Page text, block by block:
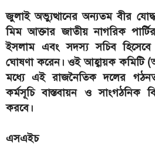
জুলাই অভ্যুত্থানের অন্যতম বীর
মিম আক্তার জাতীয় নাগরিক
ইসলাম এবং সদস্য সচিব
ঘোষণা করেন। ওই আহ্বায়ক কমিটি
মধ্যে এই রাজনৈতিক দলের
কর্মসূচি বাস্তবায়ন ও সাংগঠনিক
করবে।
এসএইচ